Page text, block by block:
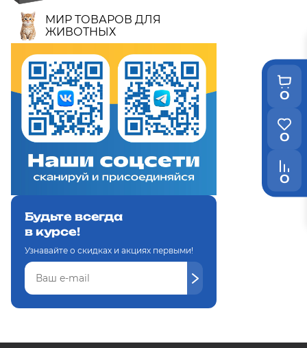
0
0
0
МИР ТОВАРОВ ДЛЯ
ЖИВОТНЫХ
Будьте всегда
в курсе!
Узнавайте о скидках и акциях первыми!